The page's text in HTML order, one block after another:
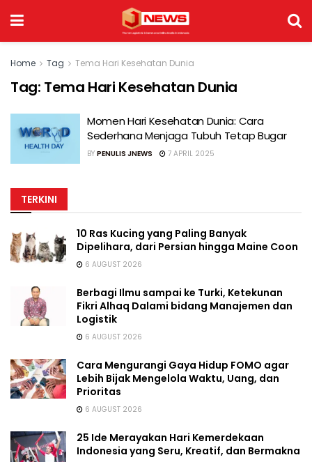
Home Tag Tema Hari Kesehatan Dunia
Tag: Tema Hari Kesehatan Dunia
Momen Hari Kesehatan Dunia: Cara
Sederhana Menjaga Tubuh Tetap Bugar
BY PENULIS JNEWS 7 APRIL 2025
TERKINI
10 Ras Kucing yang Paling Banyak
Dipelihara, dari Persian hingga Maine Coon
6 AUGUST 2026
Berbagi Ilmu sampai ke Turki, Ketekunan
Fikri Alhaq Dalami bidang Manajemen dan
Logistik
6 AUGUST 2026
Cara Mengurangi Gaya Hidup FOMO agar
Lebih Bijak Mengelola Waktu, Uang, dan
Prioritas
6 AUGUST 2026
25 Ide Merayakan Hari Kemerdekaan
Indonesia yang Seru, Kreatif, dan Bermakna